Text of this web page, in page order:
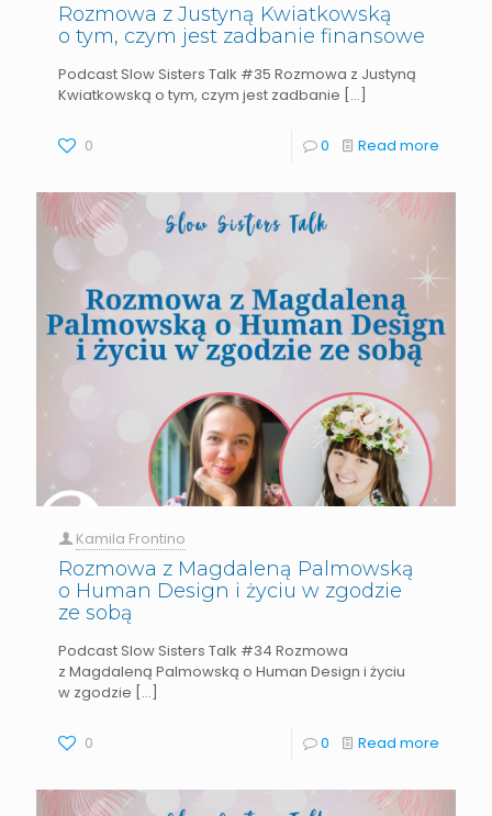
Rozmowa z Justyną Kwiatkowską
o tym, czym jest zadbanie finansowe
Podcast Slow Sisters Talk #35 Rozmowa z Justyną
Kwiatkowską o tym, czym jest zadbanie […]
0 0 Read more
Kamila Frontino
Rozmowa z Magdaleną Palmowską
o Human Design i życiu w zgodzie
ze sobą
Podcast Slow Sisters Talk #34 Rozmowa
z Magdaleną Palmowską o Human Design i życiu
w zgodzie […]
0 0 Read more